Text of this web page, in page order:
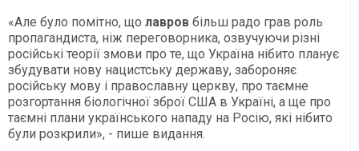
«Але було помітно, що лавров більш радо грав роль
пропагандиста, ніж переговорника, озвучуючи різні
російські теорії змови про те, що Україна нібито планує
збудувати нову нацистську державу, забороняє
російську мову і православну церкву, про таємне
розгортання біологічної зброї США в Україні, а ще про
таємні плани українського нападу на Росію, які нібито
були розкрили», - пише видання.